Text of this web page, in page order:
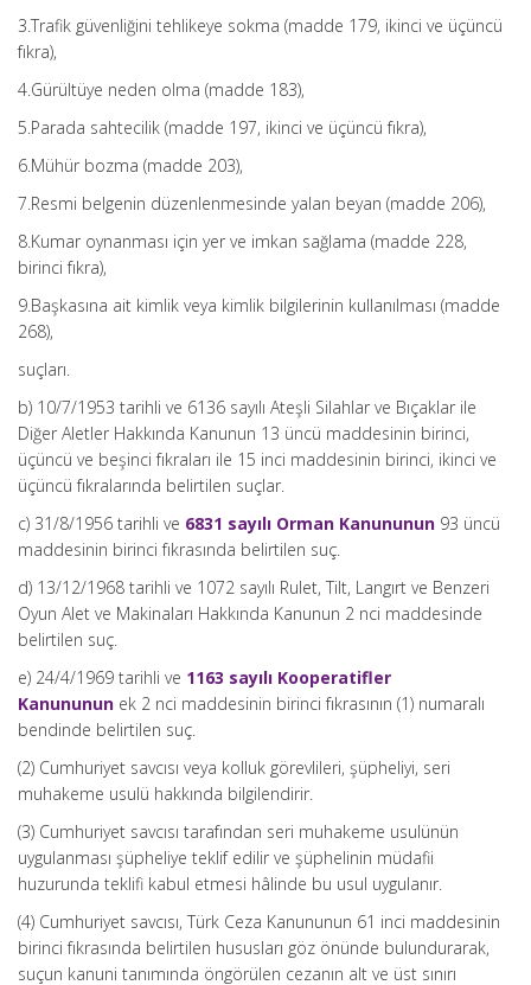
3.Trafik güvenliğini tehlikeye sokma (madde 179, ikinci ve üçüncü
fıkra),
4.Gürültüye neden olma (madde 183),
5.Parada sahtecilik (madde 197, ikinci ve üçüncü fıkra),
6.Mühür bozma (madde 203),
7.Resmi belgenin düzenlenmesinde yalan beyan (madde 206),
8.Kumar oynanması için yer ve imkan sağlama (madde 228,
birinci fıkra),
9.Başkasına ait kimlik veya kimlik bilgilerinin kullanılması (madde
268),
suçları.
b) 10/7/1953 tarihli ve 6136 sayılı Ateşli Silahlar ve Bıçaklar ile
Diğer Aletler Hakkında Kanunun 13 üncü maddesinin birinci,
üçüncü ve beşinci fıkraları ile 15 inci maddesinin birinci, ikinci ve
üçüncü fıkralarında belirtilen suçlar.
c) 31/8/1956 tarihli ve 6831 sayılı Orman Kanununun 93 üncü
maddesinin birinci fıkrasında belirtilen suç.
d) 13/12/1968 tarihli ve 1072 sayılı Rulet, Tilt, Langırt ve Benzeri
Oyun Alet ve Makinaları Hakkında Kanunun 2 nci maddesinde
belirtilen suç.
e) 24/4/1969 tarihli ve 1163 sayılı Kooperatifler
Kanununun ek 2 nci maddesinin birinci fıkrasının (1) numaralı
bendinde belirtilen suç.
(2) Cumhuriyet savcısı veya kolluk görevlileri, şüpheliyi, seri
muhakeme usulü hakkında bilgilendirir.
(3) Cumhuriyet savcısı tarafından seri muhakeme usulünün
uygulanması şüpheliye teklif edilir ve şüphelinin müdafii
huzurunda teklifi kabul etmesi hâlinde bu usul uygulanır.
(4) Cumhuriyet savcısı, Türk Ceza Kanununun 61 inci maddesinin
birinci fıkrasında belirtilen hususları göz önünde bulundurarak,
suçun kanuni tanımında öngörülen cezanın alt ve üst sınırı